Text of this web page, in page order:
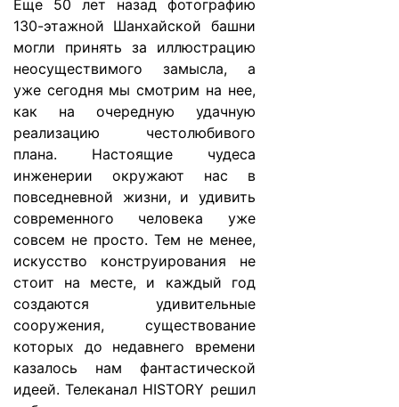
Еще 50 лет назад фотографию
130-этажной Шанхайской башни
могли принять за иллюстрацию
неосуществимого замысла, а
уже сегодня мы смотрим на нее,
как на очередную удачную
реализацию честолюбивого
плана. Настоящие чудеса
инженерии окружают нас в
повседневной жизни, и удивить
современного человека уже
совсем не просто. Тем не менее,
искусство конструирования не
стоит на месте, и каждый год
создаются удивительные
сооружения, существование
которых до недавнего времени
казалось нам фантастической
идеей. Телеканал HISTORY решил